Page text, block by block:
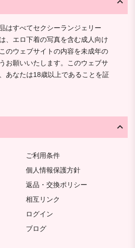
はすべてセクシーランジェリー
、エロ下着の写真を含む成人向け
のウェブサイトの内容を未成年の
お願いいたします。このウェブサ
あなたは18歳以上であることを証
ご利用条件
個人情報保護方針
返品・交換ポリシー
相互リンク
ログイン
ブログ